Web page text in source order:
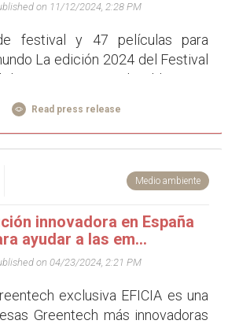
on 11/12/2024, 2:28 PM
festival y 47 películas para
del Festival
de Cine Documental Golden Tree
jueves 7 de no...
Read press release
Medio ambiente
innovadora en España
ayudar a las em...
on 04/23/2024, 2:21 PM
exclusiva EFICIA es una
Greentech más innovadoras